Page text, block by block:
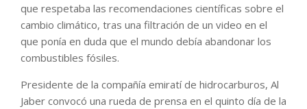
que respetaba las recomendaciones científicas sobre el
cambio climático, tras una filtración de un video en el
que ponía en duda que el mundo debía abandonar los
combustibles fósiles.
Presidente de la compañía emiratí de hidrocarburos, Al
Jaber convocó una rueda de prensa en el quinto día de la